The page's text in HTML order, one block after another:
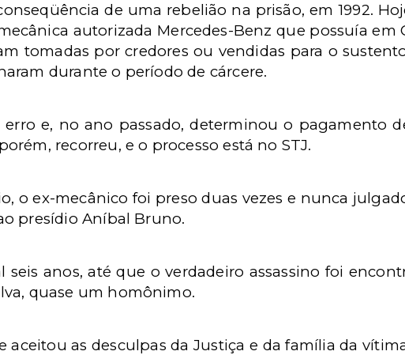
de uma rebelião na prisão, em 1992.
autorizada Mercedes-Benz que possuía
tomadas por credores ou vendidas para o
durante o período de cárcere.
erro e, no ano passado, determinou o pagamento
recorreu, e o processo está no STJ.
o ex-mecânico foi preso duas vezes e nunca
presídio Aníbal Bruno.
seis anos, até que o verdadeiro assassino foi
quase um homônimo.
aceitou as desculpas da Justiça e da família da